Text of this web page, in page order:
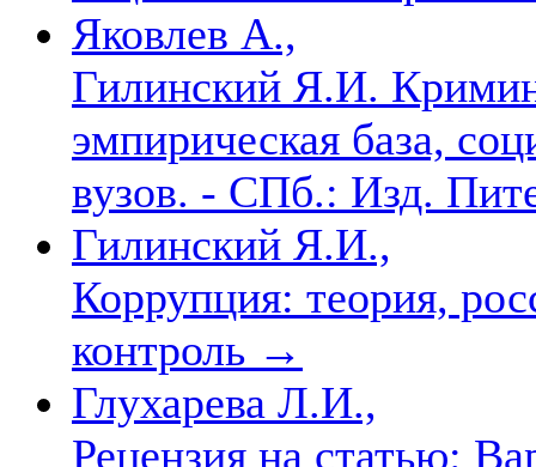
Яковлев А.,
Гилинский Я.И.
эмпирическая база,
вузов. - СПб.: Изд.
Гилинский Я.И.,
Коррупция: теория,
контроль →
Глухарева Л.И.,
Рецензия на статью: